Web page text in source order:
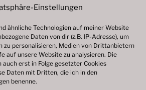
Einstellungen
ähnliche Technologien auf meiner Website
Daten von dir (z.B. IP-Adresse), um
zu personalisieren, Medien von Drittanbietern
auf unsere Website zu analysieren. Die
erst in Folge gesetzter Cookies
Daten mit Dritten, die ich in den
benenne.
Mai-Volksfest, Northeim
alle Angaben ohne Gewähr!